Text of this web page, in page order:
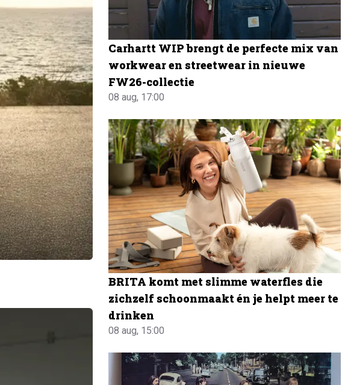
Carhartt WIP brengt de perfecte mix van
workwear en streetwear in nieuwe
FW26-collectie
08 aug, 17:00
BRITA komt met slimme waterfles die
zichzelf schoonmaakt én je helpt meer te
drinken
08 aug, 15:00